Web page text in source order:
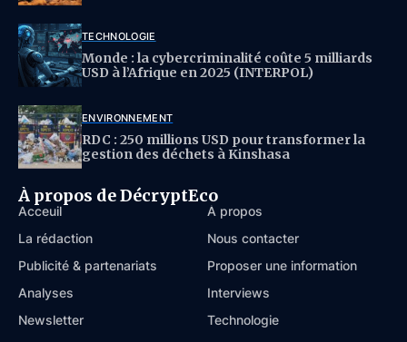
TECHNOLOGIE
Monde : la cybercriminalité coûte 5 milliards
USD à l’Afrique en 2025 (INTERPOL)
ENVIRONNEMENT
RDC : 250 millions USD pour transformer la
gestion des déchets à Kinshasa
À propos de DécryptEco
Acceuil
À propos
La rédaction
Nous contacter
Publicité & partenariats
Proposer une information
Analyses
Interviews
Newsletter
Technologie